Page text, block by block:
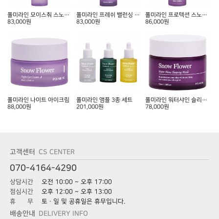
폴미라인 모이스춰 스노우토너
83,000원
폴미라인 프레쉬 밸런싱 스노우 로션
83,000원
폴미라인 프로텍션 스노우 에센스
86,000원
폴미라인 나이트 아이크림
88,000원
폴미라인 앰플 3종 세트
201,000원
폴미라인 워터샤인 슬리핑 마스크
78,000원
고객센터 CS CENTER
070-4164-4290
상담시간
오전 10:00 ~ 오후 17:00
점심시간
오후 12:00 ~ 오후 13:00
휴 무
토ㆍ일 및 공휴일은 휴무입니다.
배송안내 DELIVERY INFO